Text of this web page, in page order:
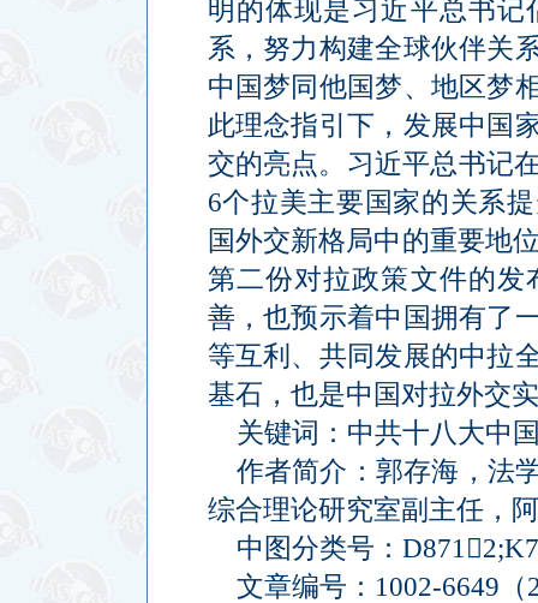
明的体现是习近平总书
系，努力构建全球伙伴关
中国梦同他国梦、地区梦
此理念指引下，发展中国
交的亮点。习近平总书记
6个拉美主要国家的关系
国外交新格局中的重要地
第二份对拉政策文件的
善，也预示着中国拥有了
等互利、共同发展的中拉
基石，也是中国对拉外交
关键词：中共十八大中
作者简介：郭存海，法
综合理论研究室副主任，
中图分类号：
文章编号：1002-6649（